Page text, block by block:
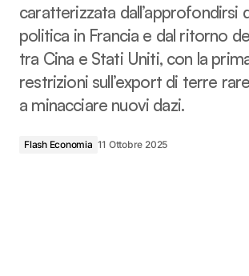
caratterizzata dall’approfondirsi
politica in Francia e dal ritorno
tra Cina e Stati Uniti, con la
restrizioni sull’export di terre
a minacciare nuovi dazi.
Flash Economia 11 Ottobre 2025